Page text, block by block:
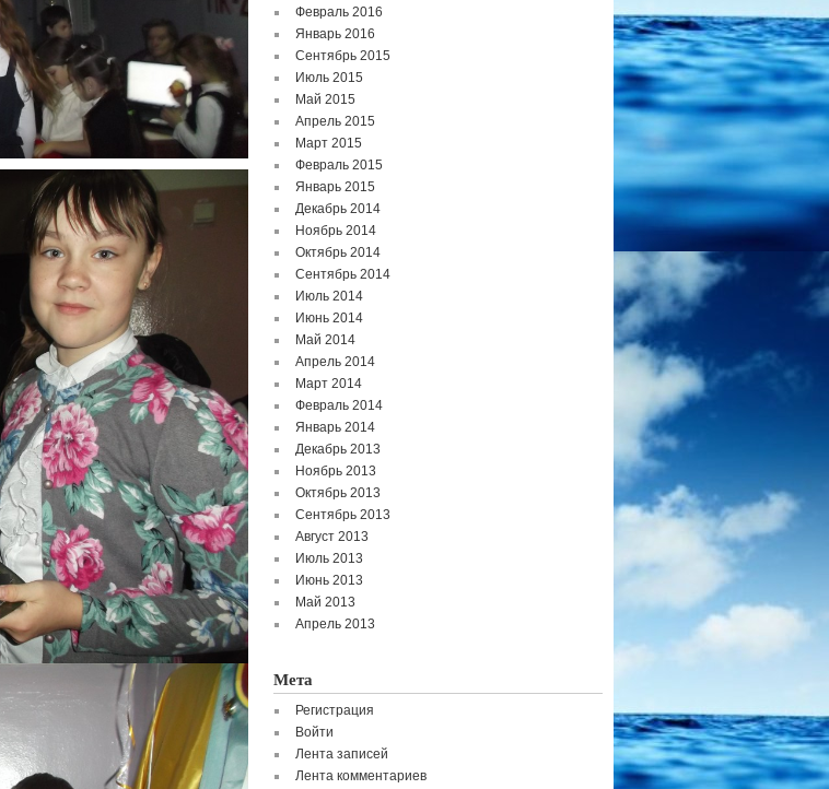
Февраль 2016
Январь 2016
Сентябрь 2015
Июль 2015
Май 2015
Апрель 2015
Март 2015
Февраль 2015
Январь 2015
Декабрь 2014
Ноябрь 2014
Октябрь 2014
Сентябрь 2014
Июль 2014
Июнь 2014
Май 2014
Апрель 2014
Март 2014
Февраль 2014
Январь 2014
Декабрь 2013
Ноябрь 2013
Октябрь 2013
Сентябрь 2013
Август 2013
Июль 2013
Июнь 2013
Май 2013
Апрель 2013
Мета
Регистрация
Войти
Лента записей
Лента комментариев